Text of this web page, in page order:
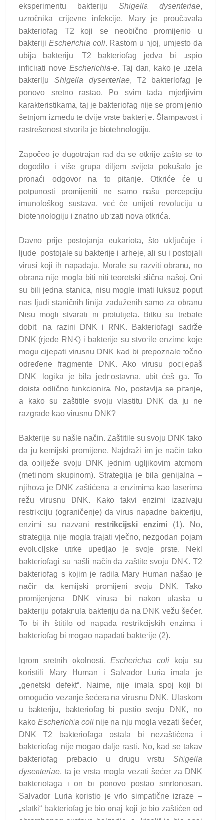
eksperimentu bakteriju Shigella dysenteriae,
uzročnika crijevne infekcije. Mary je proučavala
bakteriofag T2 koji se neobično promijenio u
bakterijiEscherichia coli. Rastom u njoj, umjesto da
ubija bakteriju, T2 bakteriofag jedva bi uspio
inficirati noveEscherichia-e. Taj dan, kako je uzela
bakterijuShigella dysenteriae, T2 bakteriofag je
ponovo sretno rastao. Po svim tada mjerljivim
karakteristikama, taj je bakteriofag nije se promijenio
šetnjom između te dvije vrste bakterije. Šlampavost i
rastrešenost stvorila je biotehnologiju.
Započeo je dugotrajan rad da se otkrije zašto se to
dogodilo i više grupa diljem svijeta pokušalo je
pronaći odgovor na to pitanje. Otkriće će u
potpunosti promijeniti ne samo našu percepciju
imunološkog sustava, već će unijeti revoluciju u
biotehnologiju i znatno ubrzati nova otkrića.
Davno prije postojanja eukariota, što uključuje i
ljude, postojale su bakterije i arheje, ali su i postojali
virusi koji ih napadaju. Morale su razviti obranu, no
obrana nije mogla biti niti teoretski slična našoj. Oni
su bili jedna stanica, nisu mogle imati luksuz poput
nas ljudi staničnih linija zaduženih samo za obranu
Nisu mogli stvarati ni protutijela. Bitku su trebale
dobiti na razini DNK i RNK. Bakteriofagi sadrže
DNK (rjeđe RNK) i bakterije su stvorile enzime koje
mogu cijepati virusnu DNK kad bi prepoznale točno
određene fragmente DNK. Ako virusu pocijepaš
DNK, logika je bila jednostavna, ubit ćeš ga. To
doista odlično funkcionira. No, postavlja se pitanje,
a kako su zaštitile svoju vlastitu DNK da ju ne
razgrade kao virusnu DNK?
Bakterije su našle način. Zaštitile su svoju DNK tako
da ju kemijski promijene. Najdraži im je način tako
da obilježe svoju DNK jednim ugljikovim atomom
(metilnom skupinom). Strategija je bila genijalna –
njihova je DNK zaštićena, a enzimima kao laserima
režu virusnu DNK. Kako takvi enzimi izazivaju
restrikciju (ograničenje) da virus napadne bakteriju,
enzimi su nazvani restrikcijski enzimi (1). No,
strategija nije mogla trajati vječno, nezgodan pojam
evolucijske utrke upetljao je svoje prste. Neki
bakteriofagi su našli način da zaštite svoju DNK. T2
bakteriofag s kojim je radila Mary Human našao je
način da kemijski promijeni svoju DNK. Tako
promijenjena DNK virusa bi nakon ulaska u
bakteriju potaknula bakteriju da na DNK vežu šećer.
To bi ih štitilo od napada restrikcijskih enzima i
bakteriofag bi mogao napadati bakterije (2).
Igrom sretnih okolnosti, Escherichia colikoju su
koristili Mary Human i Salvador Luria imala je
„genetski defekt“. Naime, nije imala spoj koji bi
omogućio vezanje šećera na virusnu DNK. Ulaskom
u bakteriju, bakteriofag bi pustio svoju DNK, no
kako Escherichia coli nije na nju mogla vezati šećer,
DNK T2 bakteriofaga ostala bi nezaštićena i
bakteriofag nije mogao dalje rasti. No, kad se takav
bakteriofag prebacio u drugu vrstu Shigella
dysenteriae, ta je vrsta mogla vezati šećer za DNK
bakteriofaga i on bi ponovo postao smrtonosan.
Salvador Luria koristio je vrlo simpatične izraze –
„slatki“ bakteriofag je bio onaj koji je bio zaštićen od